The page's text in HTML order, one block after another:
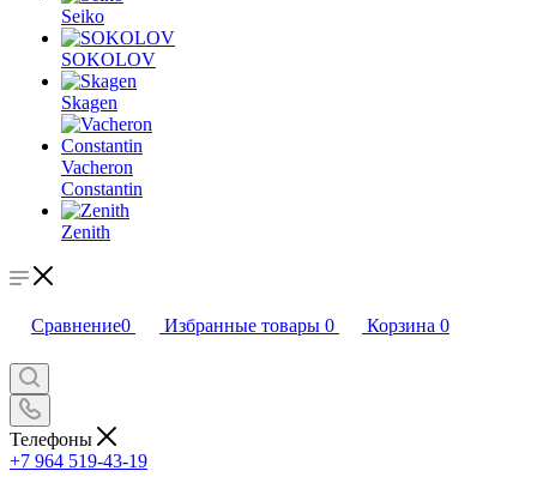
Seiko
SOKOLOV
Skagen
Vacheron
Constantin
Zenith
Сравнение0 Избранные товары 0 Корзина 0
Телефоны
+7 964 519-43-19